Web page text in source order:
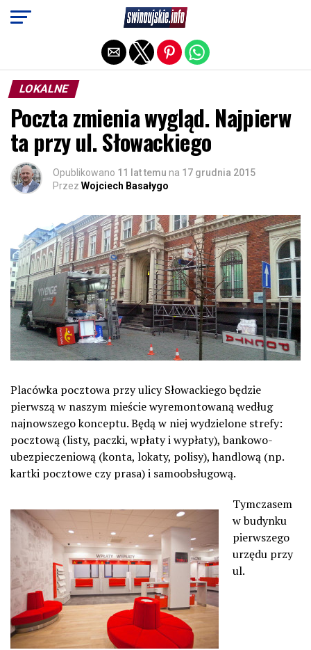
LOKALNE
Poczta zmienia wygląd. Najpierw
ta przy ul. Słowackiego
Opublikowano 11 lat temu na 17 grudnia 2015
Przez Wojciech Basałygo
Placówka pocztowa przy ulicy Słowackiego będzie
pierwszą w naszym mieście wyremontowaną według
najnowszego konceptu. Będą w niej wydzielone strefy:
pocztową (listy, paczki, wpłaty i wypłaty), bankowo-
ubezpieczeniową (konta, lokaty, polisy), handlową (np.
kartki pocztowe czy prasa) i samoobsługową.
Tymczasem
w budynku
pierwszego
urzędu przy
ul.
Exit mobile version